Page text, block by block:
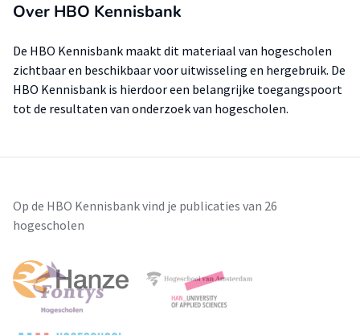
Over HBO Kennisbank
De HBO Kennisbank maakt dit materiaal van hogescholen
zichtbaar en beschikbaar voor uitwisseling en hergebruik. De
HBO Kennisbank is hierdoor een belangrijke toegangspoort
tot de resultaten van onderzoek van hogescholen.
Op de HBO Kennisbank vind je publicaties van 26
hogescholen